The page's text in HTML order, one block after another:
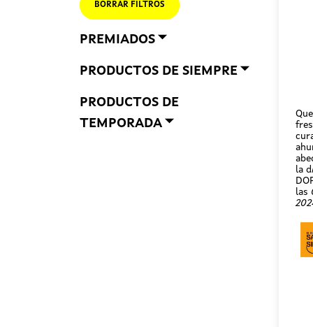
BORRAR FILTROS
PREMIADOS
PRODUCTOS DE SIEMPRE
PRODUCTOS DE
TEMPORADA
la d
las